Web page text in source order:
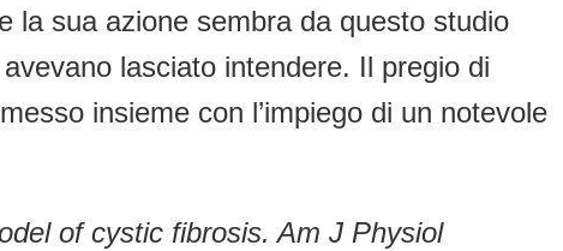
la sua azione sembra da questo studio
lasciato intendere. Il pregio di
insieme con l’impiego di un notevole
of cystic fibrosis. Am J Physiol